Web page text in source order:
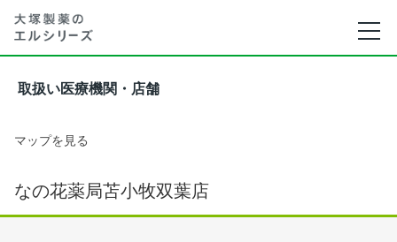
取扱い医療機関・店舗
マップを見る
なの花薬局苫小牧双葉店